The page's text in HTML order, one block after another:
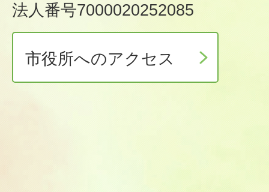
法人番号7000020252085
市役所へのアクセス